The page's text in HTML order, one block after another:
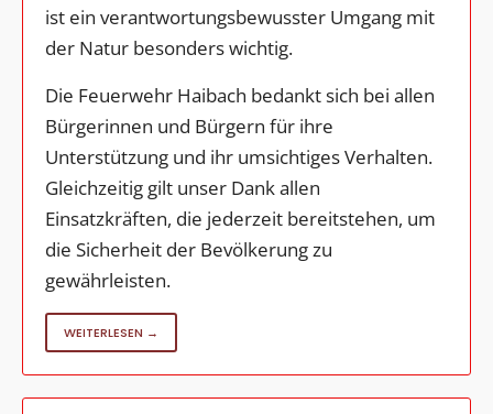
ist ein verantwortungsbewusster Umgang mit
der Natur besonders wichtig.
Die Feuerwehr Haibach bedankt sich bei allen
Bürgerinnen und Bürgern für ihre
Unterstützung und ihr umsichtiges Verhalten.
Gleichzeitig gilt unser Dank allen
Einsatzkräften, die jederzeit bereitstehen, um
die Sicherheit der Bevölkerung zu
gewährleisten.
WEITERLESEN →